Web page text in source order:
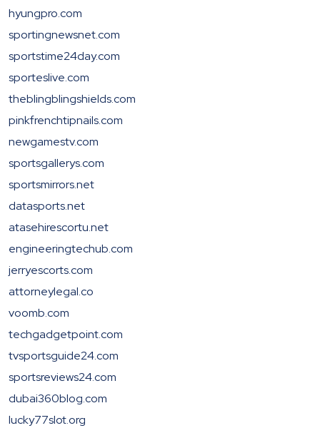
hyungpro.com
sportingnewsnet.com
sportstime24day.com
sporteslive.com
theblingblingshields.com
pinkfrenchtipnails.com
newgamestv.com
sportsgallerys.com
sportsmirrors.net
datasports.net
atasehirescortu.net
engineeringtechub.com
jerryescorts.com
attorneylegal.co
voomb.com
techgadgetpoint.com
tvsportsguide24.com
sportsreviews24.com
dubai360blog.com
lucky77slot.org